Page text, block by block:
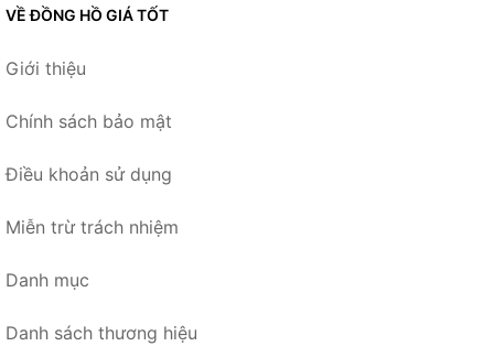
VỀ ĐỒNG HỒ GIÁ TỐT
Giới thiệu
Chính sách bảo mật
Điều khoản sử dụng
Miễn trừ trách nhiệm
Danh mục
Danh sách thương hiệu